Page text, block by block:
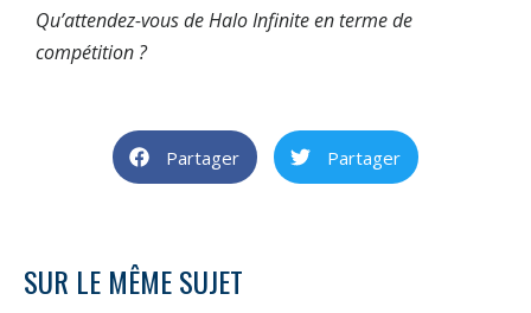
Qu’attendez-vous de Halo Infinite en terme de
compétition ?
Partager Partager
SUR LE MÊME SUJET